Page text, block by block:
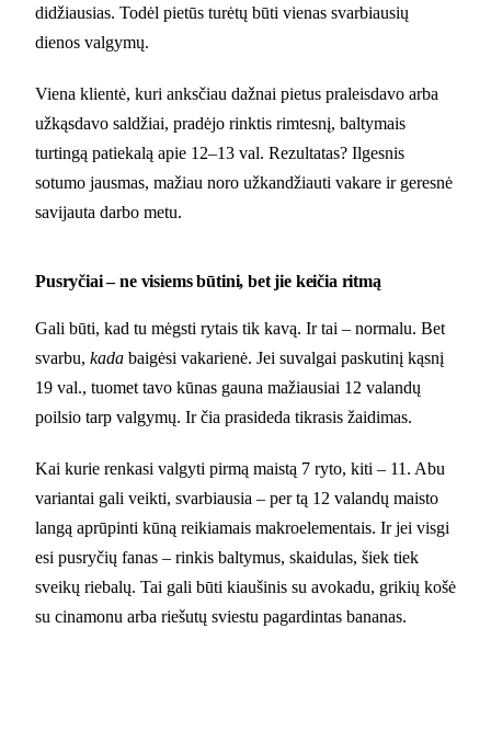
didžiausias. Todėl pietūs turėtų būti vienas svarbiausių
dienos valgymų.
Viena klientė, kuri anksčiau dažnai pietus praleisdavo arba
užkąsdavo saldžiai, pradėjo rinktis rimtesnį, baltymais
turtingą patiekalą apie 12–13 val. Rezultatas? Ilgesnis
sotumo jausmas, mažiau noro užkandžiauti vakare ir geresnė
savijauta darbo metu.
Pusryčiai – ne visiems būtini, bet jie keičia ritmą
Gali būti, kad tu mėgsti rytais tik kavą. Ir tai – normalu. Bet
svarbu, kada baigėsi vakarienė. Jei suvalgai paskutinį kąsnį
19 val., tuomet tavo kūnas gauna mažiausiai 12 valandų
poilsio tarp valgymų. Ir čia prasideda tikrasis žaidimas.
Kai kurie renkasi valgyti pirmą maistą 7 ryto, kiti – 11. Abu
variantai gali veikti, svarbiausia – per tą 12 valandų maisto
langą aprūpinti kūną reikiamais makroelementais. Ir jei visgi
esi pusryčių fanas – rinkis baltymus, skaidulas, šiek tiek
sveikų riebalų. Tai gali būti kiaušinis su avokadu, grikių košė
su cinamonu arba riešutų sviestu pagardintas bananas.